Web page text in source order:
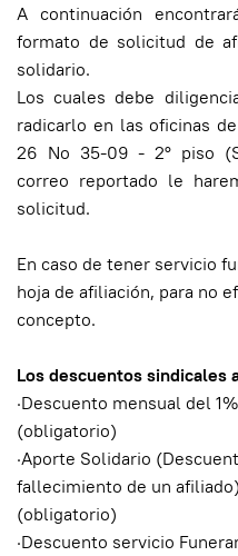
A continuación
formato de solicitud de
solidario.
Los cuales debe
radicarlo en las oficinas
26 No 35-09 - 2° piso
correo reportado le
solicitud.
En caso de tener servicio
hoja de afiliación, para no
concepto.
Los descuentos sindicales
·Descuento mensual del
(obligatorio)
·Aporte Solidario
fallecimiento de un
(obligatorio)
·Descuento servicio